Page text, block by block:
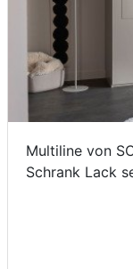
Multiline von
Schrank Lack